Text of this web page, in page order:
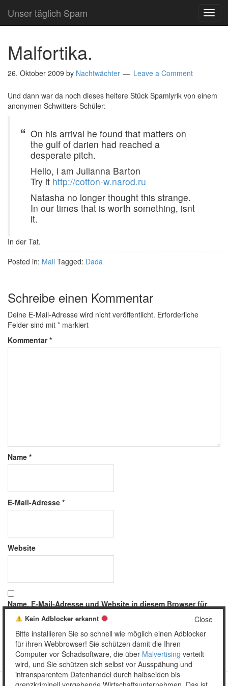
Unser täglich Spam
Malfortika.
26. Oktober 2009 by Nachtwächter Leave a Comment
Und dann war da noch dieses heitere Stück Spamlyrik von einem
anonymen Schwitters-Schüler:
On his arrival he found that matters on
the gulf of darien had reached a
desperate pitch.
Hello, i am Julianna Barton
Try it http://cotton-w.narod.ru
Natasha no longer thought this strange.
In our times that is worth something, isnt
it.
In der Tat.
Posted in: Mail Tagged: Dada
Schreibe einen Kommentar
Deine E-Mail-Adresse wird nicht veröffentlicht. Erforderliche
Felder sind mit * markiert
Kommentar*
Name *
E-Mail-Adresse *
Website
Name, E-Mail-Adresse und Website in diesem Browser für
meinen nächsten Kommentar speichern.
Close
Kein Adblocker erkannt
Bitte installieren Sie so schnell wie möglich einen Adblocker
für ihren Webbrowser! Sie schützen damit die Ihren
Computer vor Schadsoftware, die über Malvertising verteilt
wird, und Sie schützen sich selbst vor Ausspähung und
intransparentem Datenhandel durch halbseiden bis